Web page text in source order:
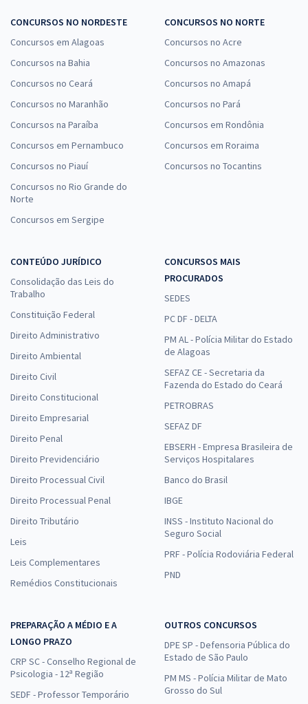
CONCURSOS NO NORDESTE
Concursos em Alagoas
Concursos na Bahia
Concursos no Ceará
Concursos no Maranhão
Concursos na Paraíba
Concursos em Pernambuco
Concursos no Piauí
Concursos no Rio Grande do
Norte
Concursos em Sergipe
CONCURSOS NO NORTE
Concursos no Acre
Concursos no Amazonas
Concursos no Amapá
Concursos no Pará
Concursos em Rondônia
Concursos em Roraima
Concursos no Tocantins
CONTEÚDO JURÍDICO
Consolidação das Leis do
Trabalho
Constituição Federal
Direito Administrativo
Direito Ambiental
Direito Civil
Direito Constitucional
Direito Empresarial
Direito Penal
Direito Previdenciário
Direito Processual Civil
Direito Processual Penal
Direito Tributário
Leis
Leis Complementares
Remédios Constitucionais
CONCURSOS MAIS
PROCURADOS
SEDES
PC DF - DELTA
PM AL - Polícia Militar do Estado
de Alagoas
SEFAZ CE - Secretaria da
Fazenda do Estado do Ceará
PETROBRAS
SEFAZ DF
EBSERH - Empresa Brasileira de
Serviços Hospitalares
Banco do Brasil
IBGE
INSS - Instituto Nacional do
Seguro Social
PRF - Polícia Rodoviária Federal
PND
PREPARAÇÃO A MÉDIO E A
LONGO PRAZO
CRP SC - Conselho Regional de
Psicologia - 12ª Região
SEDF - Professor Temporário
OUTROS CONCURSOS
DPE SP - Defensoria Pública do
Estado de São Paulo
PM MS - Polícia Militar de Mato
Grosso do Sul